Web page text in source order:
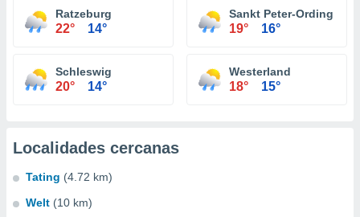
Ratzeburg
22° 14°
Sankt Peter-Ording
19° 16°
Schleswig
20° 14°
Westerland
18° 15°
Localidades cercanas
Tating (4.72 km)
Welt (10 km)